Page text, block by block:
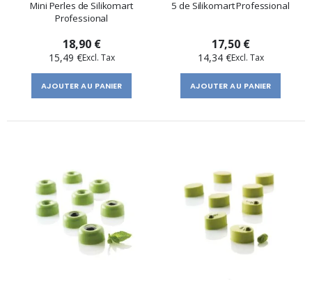
Mini Perles de Silikomart
Professional
18,90 €
15,49 €
AJOUTER AU PANIER
5 de Silikomart Professional
17,50 €
14,34 €
AJOUTER AU PANIER